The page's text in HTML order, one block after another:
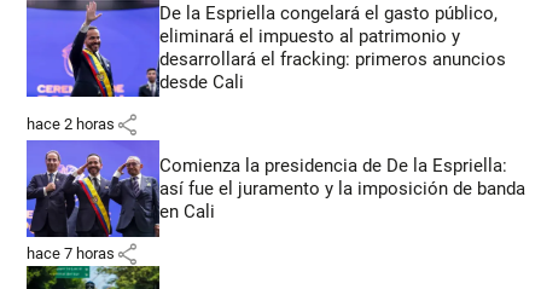
De la Espriella congelará el gasto público,
eliminará el impuesto al patrimonio y
desarrollará el fracking: primeros anuncios
desde Cali
hace 2 horas share
Comienza la presidencia de De la Espriella:
así fue el juramento y la imposición de banda
en Cali
hace 7 horas share